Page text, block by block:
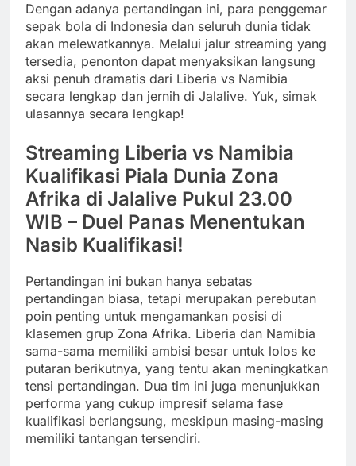
Dengan adanya pertandingan ini, para penggemar
sepak bola di Indonesia dan seluruh dunia tidak
akan melewatkannya. Melalui jalur streaming yang
tersedia, penonton dapat menyaksikan langsung
aksi penuh dramatis dari Liberia vs Namibia
secara lengkap dan jernih di Jalalive. Yuk, simak
ulasannya secara lengkap!
Streaming Liberia vs Namibia
Kualifikasi Piala Dunia Zona
Afrika di Jalalive Pukul 23.00
WIB – Duel Panas Menentukan
Nasib Kualifikasi!
Pertandingan ini bukan hanya sebatas
pertandingan biasa, tetapi merupakan perebutan
poin penting untuk mengamankan posisi di
klasemen grup Zona Afrika. Liberia dan Namibia
sama-sama memiliki ambisi besar untuk lolos ke
putaran berikutnya, yang tentu akan meningkatkan
tensi pertandingan. Dua tim ini juga menunjukkan
performa yang cukup impresif selama fase
kualifikasi berlangsung, meskipun masing-masing
memiliki tantangan tersendiri.